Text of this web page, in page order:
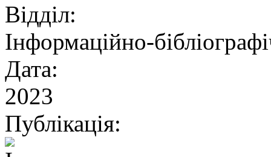
Відділ:
Інформаційно-
Дата:
2023
Публікація: